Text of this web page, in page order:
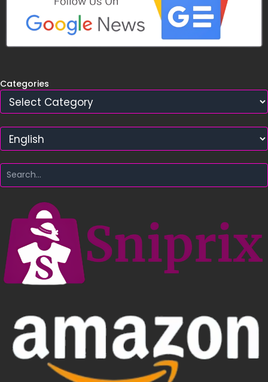
Categories